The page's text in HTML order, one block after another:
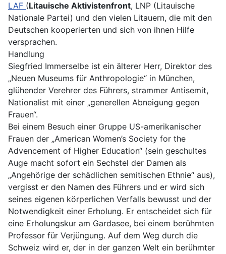
LAF (Litauische Aktivistenfront, LNP (Litauische
Nationale Partei) und den vielen Litauern, die mit den
Deutschen kooperierten und sich von ihnen Hilfe
versprachen.
Handlung
Siegfried Immerselbe ist ein älterer Herr, Direktor des
„Neuen Museums für Anthropologie“ in München,
glühender Verehrer des Führers, strammer Antisemit,
Nationalist mit einer „generellen Abneigung gegen
Frauen“.
Bei einem Besuch einer Gruppe US-amerikanischer
Frauen der „American Women’s Society for the
Advencement of Higher Education“ (sein geschultes
Auge macht sofort ein Sechstel der Damen als
„Angehörige der schädlichen semitischen Ethnie“ aus),
vergisst er den Namen des Führers und er wird sich
seines eigenen körperlichen Verfalls bewusst und der
Notwendigkeit einer Erholung. Er entscheidet sich für
eine Erholungskur am Gardasee, bei einem berühmten
Professor für Verjüngung. Auf dem Weg durch die
Schweiz wird er, der in der ganzen Welt ein berühmter